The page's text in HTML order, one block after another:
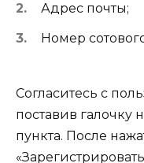
Адрес почты;
Номер
Согласитесь с
поставив галочку
пункта. После